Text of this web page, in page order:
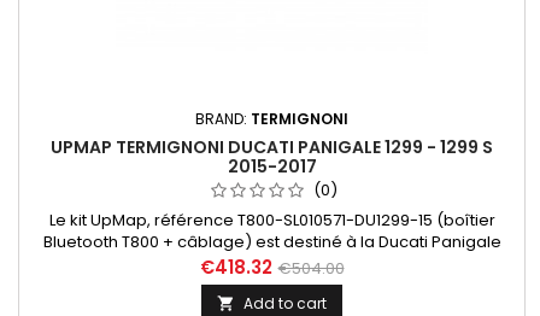
BRAND: TERMIGNONI
UPMAP TERMIGNONI DUCATI PANIGALE 1299 - 1299 S
2015-2017
(0)
Le kit UpMap, référence T800-SL010571-DU1299-15 (boîtier
Bluetooth T800 + câblage) est destiné à la Ducati Panigale
1299 / 1299S (15-17). Dans "En savoir plus", découvrez les
différentes maps disponibles en fonction des configurations.
€418.32 €504.00
 Add to cart